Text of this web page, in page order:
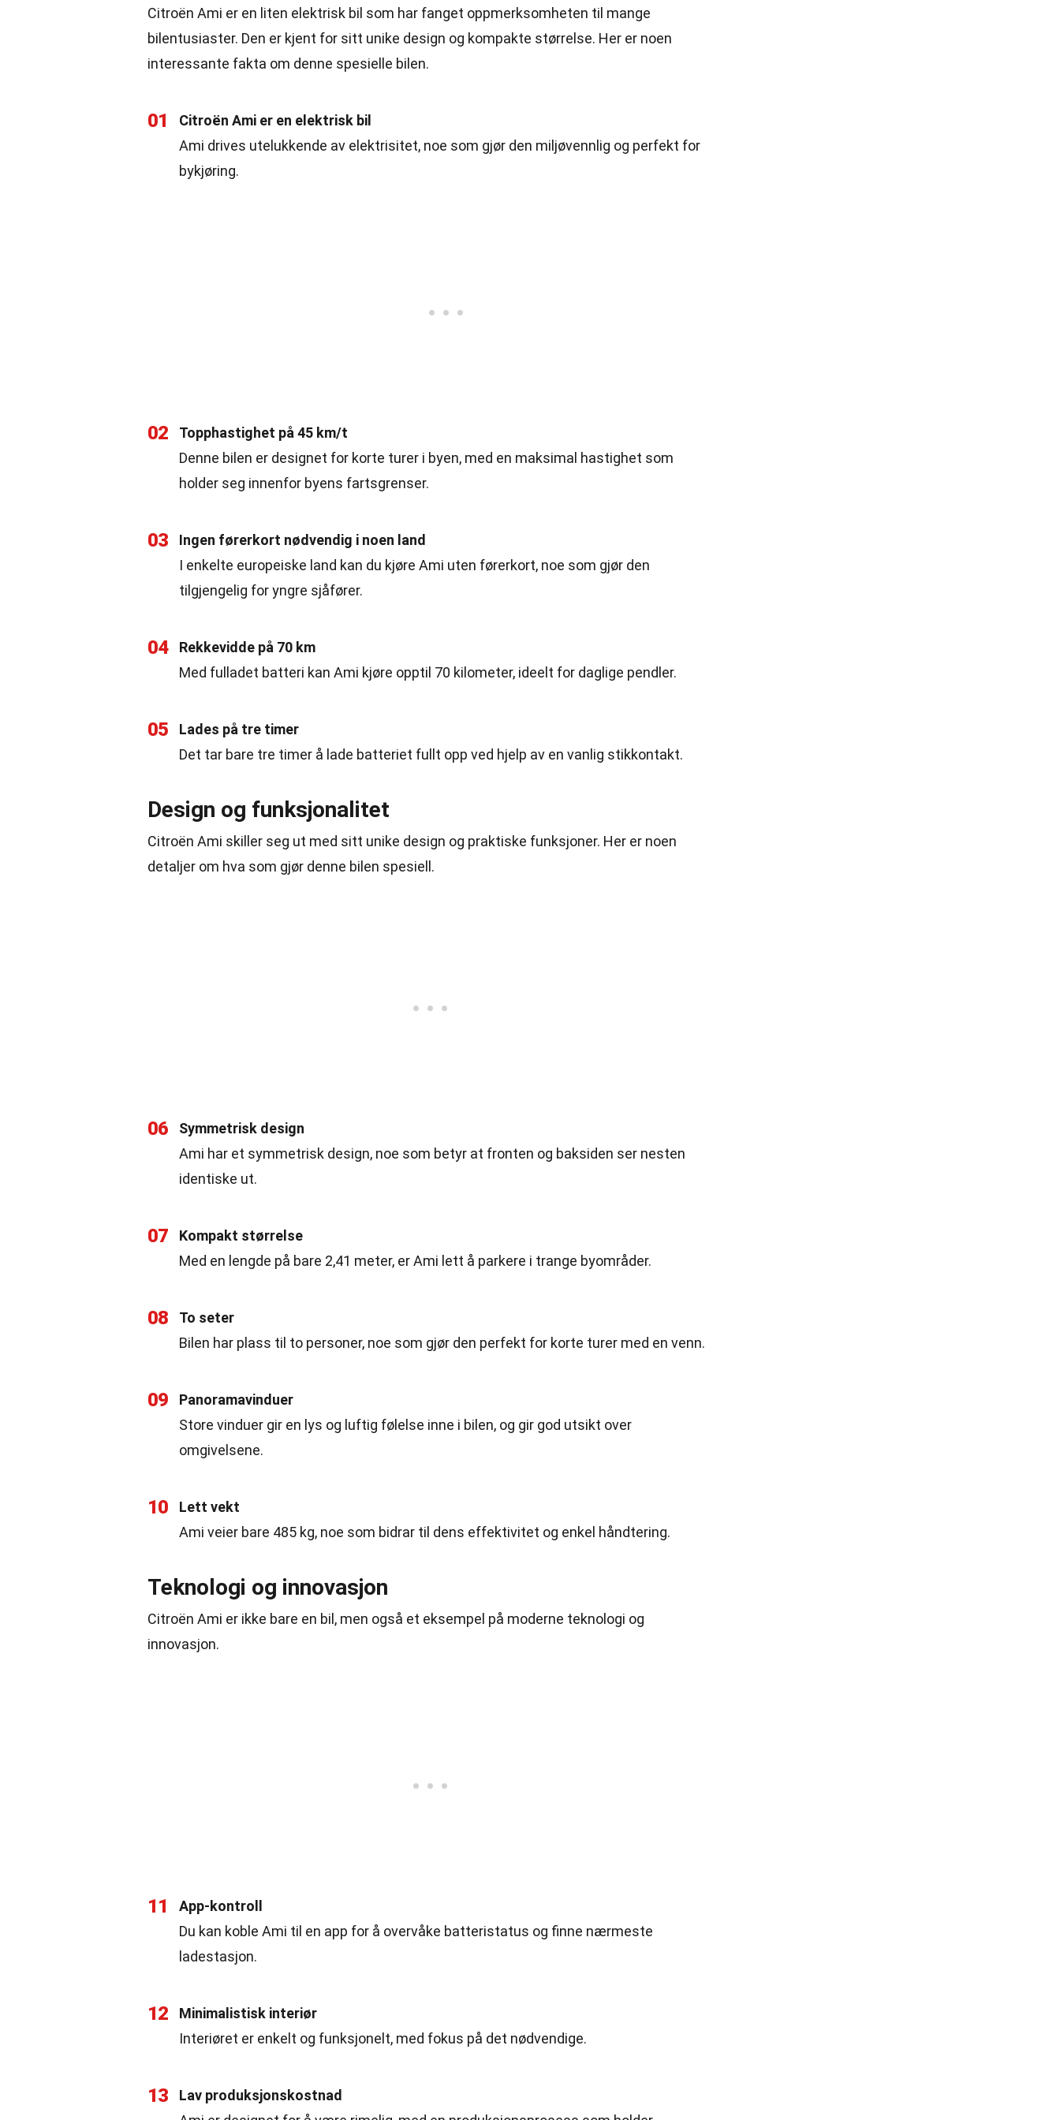
Citroën Ami er en liten elektrisk bil som har fanget oppmerksomheten til mange
bilentusiaster. Den er kjent for sitt unike design og kompakte størrelse. Her er noen
interessante fakta om denne spesielle bilen.
01
Citroën Ami er en elektrisk bil
Ami drives utelukkende av elektrisitet, noe som gjør den miljøvennlig og perfekt for
bykjøring.
02
Topphastighet på 45 km/t
Denne bilen er designet for korte turer i byen, med en maksimal hastighet som
holder seg innenfor byens fartsgrenser.
03
Ingen førerkort nødvendig i noen land
I enkelte europeiske land kan du kjøre Ami uten førerkort, noe som gjør den
tilgjengelig for yngre sjåfører.
04
Rekkevidde på 70 km
Med fulladet batteri kan Ami kjøre opptil 70 kilometer, ideelt for daglige pendler.
05
Lades på tre timer
Det tar bare tre timer å lade batteriet fullt opp ved hjelp av en vanlig stikkontakt.
Design og funksjonalitet
Citroën Ami skiller seg ut med sitt unike design og praktiske funksjoner. Her er noen
detaljer om hva som gjør denne bilen spesiell.
06
Symmetrisk design
Ami har et symmetrisk design, noe som betyr at fronten og baksiden ser nesten
identiske ut.
07
Kompakt størrelse
Med en lengde på bare 2,41 meter, er Ami lett å parkere i trange byområder.
08
To seter
Bilen har plass til to personer, noe som gjør den perfekt for korte turer med en venn.
09
Panoramavinduer
Store vinduer gir en lys og luftig følelse inne i bilen, og gir god utsikt over
omgivelsene.
10
Lett vekt
Ami veier bare 485 kg, noe som bidrar til dens effektivitet og enkel håndtering.
Teknologi og innovasjon
Citroën Ami er ikke bare en bil, men også et eksempel på moderne teknologi og
innovasjon.
11
App-kontroll
Du kan koble Ami til en app for å overvåke batteristatus og finne nærmeste
ladestasjon.
12
Minimalistisk interiør
Interiøret er enkelt og funksjonelt, med fokus på det nødvendige.
13
Lav produksjonskostnad